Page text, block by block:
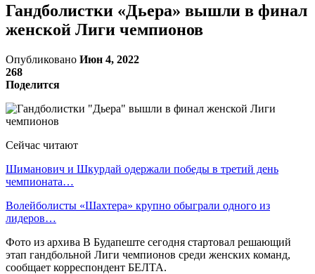
Гандболистки «Дьера» вышли в финал
женской Лиги чемпионов
Опубликовано Июн 4, 2022
268
Поделится
Сейчас читают
Шиманович и Шкурдай одержали победы в третий день
чемпионата…
Волейболисты «Шахтера» крупно обыграли одного из
лидеров…
Фото из архива В Будапеште сегодня стартовал решающий
этап гандбольной Лиги чемпионов среди женских команд,
сообщает корреспондент БЕЛТА.